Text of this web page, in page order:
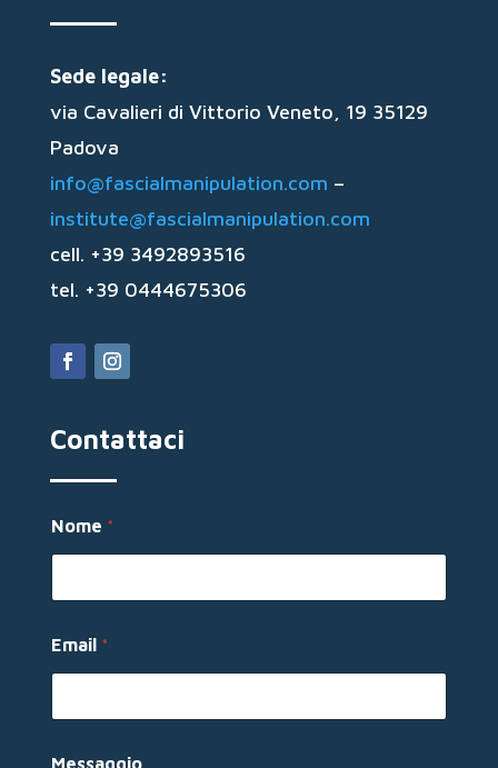
Sede legale:
via Cavalieri di Vittorio Veneto, 19 35129
Padova
info@fascialmanipulation.com –
institute@fascialmanipulation.com
cell. +39 3492893516
tel. +39 0444675306
Contattaci
Nome *
Email *
Messaggio